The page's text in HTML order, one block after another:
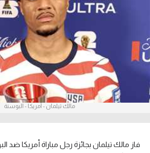
عدسات
ركن الألعاب
بطولات
أمريكا 2026
الدوري الإنجليزي الممتاز
مالك تيلمان - أمريكا - البوسنة